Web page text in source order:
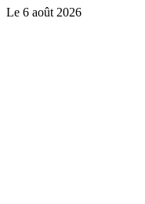
Le 6 août 2026